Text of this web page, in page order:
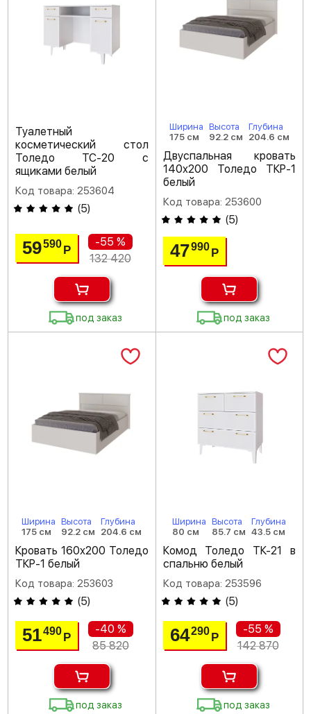
Туалетный
косметический стол
Толедо ТС-20 с
ящиками белый
Код товара: 253604
(5)
59590 Р
-55 %
132 420
под заказ
Ширина
175 см
Высота
92.2 см
Глубина
204.6 см
Двуспальная кровать
140х200 Толедо ТКР-1
белый
Код товара: 253600
(5)
47990 Р
под заказ
Ширина
175 см
Высота
92.2 см
Глубина
204.6 см
Кровать 160х200 Толедо
ТКР-1 белый
Код товара: 253603
(5)
51490 Р
-40 %
85 820
под заказ
Ширина
80 см
Высота
85.7 см
Глубина
43.5 см
Комод Толедо ТК-21 в
спальню белый
Код товара: 253596
(5)
64290 Р
-55 %
142 870
под заказ